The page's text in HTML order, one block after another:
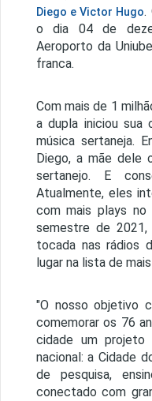
Diego e Victor Hugo.
o dia 04 de
Aeroporto da
franca.
Com mais de 1
a dupla iniciou sua
música sertaneja.
Diego, a mãe dele
sertanejo. E
Atualmente, eles
com mais plays
semestre de
tocada nas rádios
lugar na lista de
"O nosso objetivo
comemorar os 76
cidade um projeto
nacional: a Cidade
de pesquisa,
conectado com